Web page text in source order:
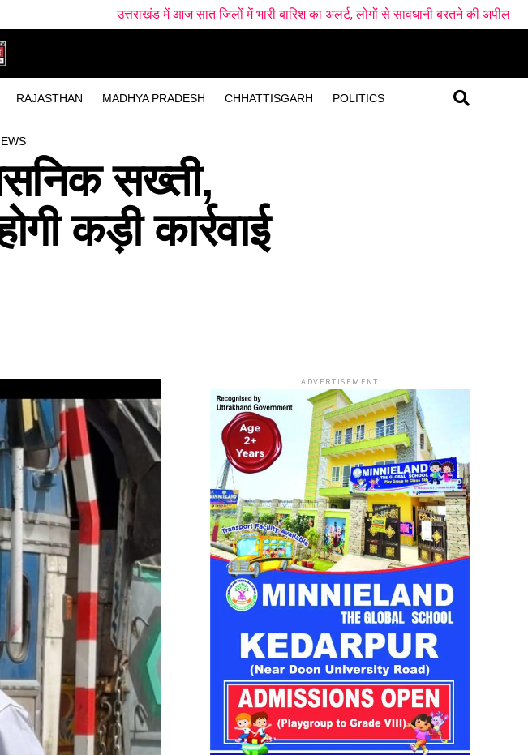
RAJASTHAN MADHYA PRADESH CHHATTISGARH POLITICS
में आज सात जिलों में भारी बारिश का अलर्ट, लोगों से सावधानी बरतने की अपील नारी निकेतन में अब जेल
सख्ती,
कड़ी कार्रवाई
ADVERTISEMENT